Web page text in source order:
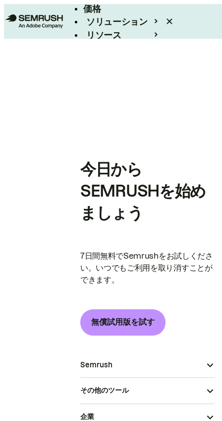
価格
ソリューション
リソース
今日から
SEMRUSHを始め
ましょう
7日間無料でSemrushをお試しくださ
い。いつでもご利用を取り消すことが
できます。
無償試用版を試す
Semrush
その他のツール
企業